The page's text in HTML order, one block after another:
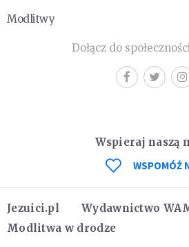
Modlitwy
Dołącz do
Jezuici.pl Wydawnictwo
Modlitwa w drodze
Wspieraj naszą
WSPOMÓŻ